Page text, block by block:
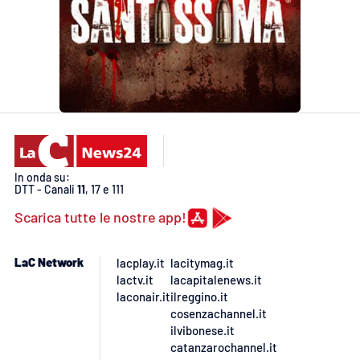
Android
Apple
In onda su:
DTT - Canali 11, 17 e 111
Scarica tutte le nostre app!
LaC Network
lacplay.it
lactv.it
laconair.it
lacitymag.it
lacapitalenews.it
ilreggino.it
cosenzachannel.it
ilvibonese.it
catanzarochannel.it